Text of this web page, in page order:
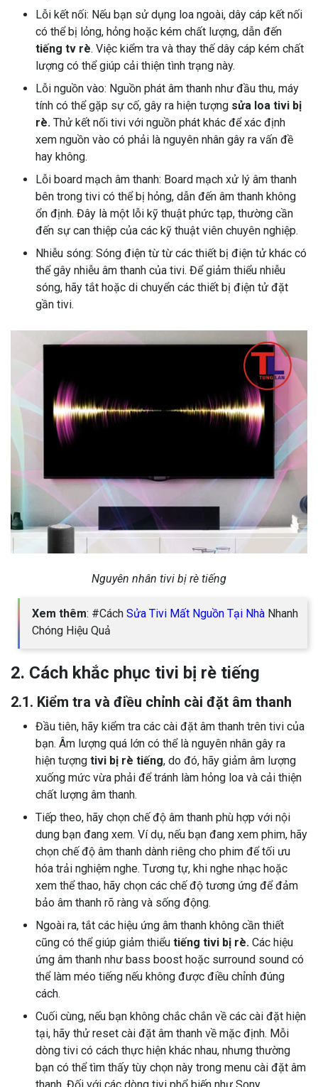
Lỗi kết nối: Nếu bạn sử dụng loa ngoài, dây cáp kết nối
có thể bị lỏng, hỏng hoặc kém chất lượng, dẫn đến
tiếng tv rè. Việc kiểm tra và thay thế dây cáp kém chất
lượng có thể giúp cải thiện tình trạng này.
Lỗi nguồn vào: Nguồn phát âm thanh như đầu thu, máy
tính có thể gặp sự cố, gây ra hiện tượng sửa loa tivi bị
rè. Thử kết nối tivi với nguồn phát khác để xác định
xem nguồn vào có phải là nguyên nhân gây ra vấn đề
hay không.
Lỗi board mạch âm thanh: Board mạch xử lý âm thanh
bên trong tivi có thể bị hỏng, dẫn đến âm thanh không
ổn định. Đây là một lỗi kỹ thuật phức tạp, thường cần
đến sự can thiệp của các kỹ thuật viên chuyên nghiệp.
Nhiễu sóng: Sóng điện từ từ các thiết bị điện tử khác có
thể gây nhiễu âm thanh của tivi. Để giảm thiểu nhiễu
sóng, hãy tắt hoặc di chuyển các thiết bị điện tử đặt
gần tivi.
Nguyên nhân tivi bị rè tiếng
Xem thêm: #Cách Sửa Tivi Mất Nguồn Tại Nhà Nhanh
Chóng Hiệu Quả
2. Cách khắc phục tivi bị rè tiếng
2.1. Kiểm tra và điều chỉnh cài đặt âm thanh
Đầu tiên, hãy kiểm tra các cài đặt âm thanh trên tivi của
bạn. Âm lượng quá lớn có thể là nguyên nhân gây ra
hiện tượng tivi bị rè tiếng, do đó, hãy giảm âm lượng
xuống mức vừa phải để tránh làm hỏng loa và cải thiện
chất lượng âm thanh.
Tiếp theo, hãy chọn chế độ âm thanh phù hợp với nội
dung bạn đang xem. Ví dụ, nếu bạn đang xem phim, hãy
chọn chế độ âm thanh dành riêng cho phim để tối ưu
hóa trải nghiệm nghe. Tương tự, khi nghe nhạc hoặc
xem thể thao, hãy chọn các chế độ tương ứng để đảm
bảo âm thanh rõ ràng và sống động.
Ngoài ra, tắt các hiệu ứng âm thanh không cần thiết
cũng có thể giúp giảm thiểu tiếng tivi bị rè. Các hiệu
ứng âm thanh như bass boost hoặc surround sound có
thể làm méo tiếng nếu không được điều chỉnh đúng
cách.
Cuối cùng, nếu bạn không chắc chắn về các cài đặt hiện
tại, hãy thử reset cài đặt âm thanh về mặc định. Mỗi
dòng tivi có cách thực hiện khác nhau, nhưng thường
bạn có thể tìm thấy tùy chọn này trong menu cài đặt âm